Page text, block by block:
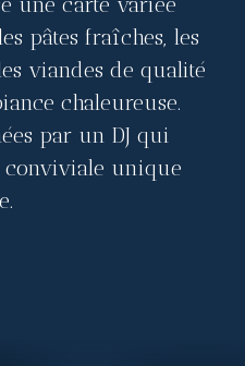
pâtes fraîches, les
viandes de qualité
chaleureuse.
par un DJ qui
conviviale unique